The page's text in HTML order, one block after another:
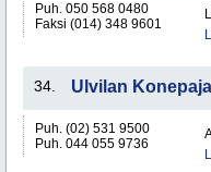
Puh. 050 568 0480
Faksi (014) 348 9601
34. Ulvilan
Puh. (02) 531 9500
Puh. 044 055 9736